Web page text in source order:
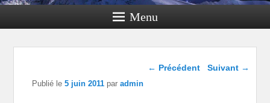
Menu
Navigation dans les
← Précédent Suivant →
Publié le5 juin 2011 paradmin